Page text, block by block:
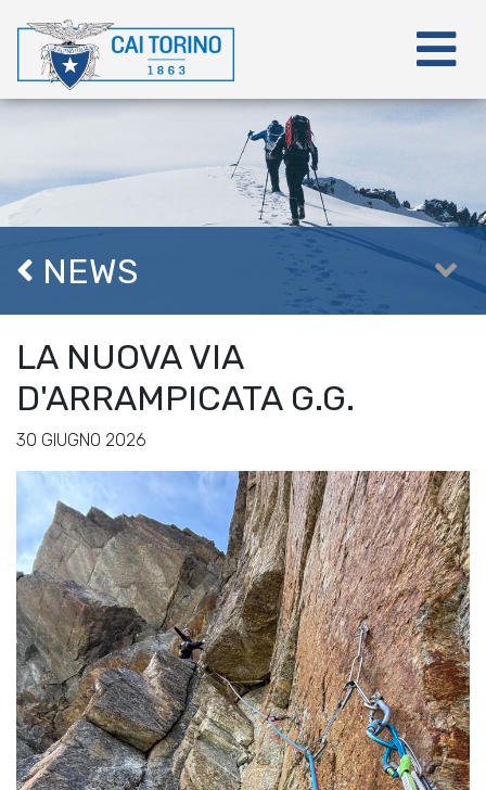
NEWS
LA NUOVA VIA
D'ARRAMPICATA G.G.
30 GIUGNO 2026